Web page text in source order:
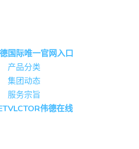
国际唯一官网入口
产品分类
集团动态
服务宗旨
伟德在线